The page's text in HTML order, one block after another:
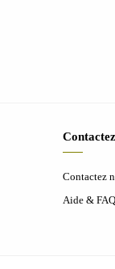
Contactez
Aide & FAQ